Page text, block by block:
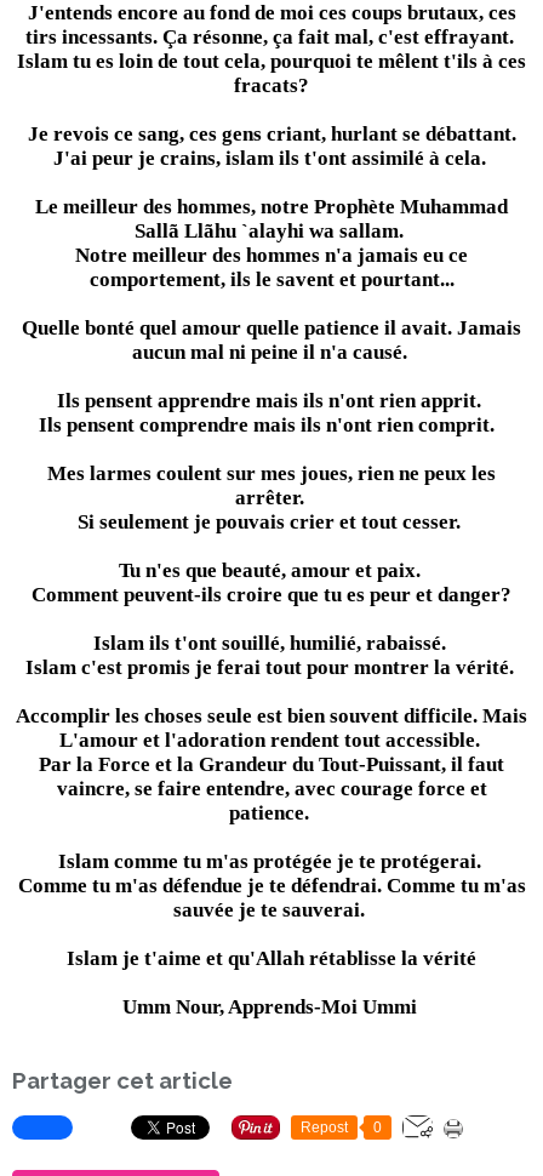
J'entends encore au fond de moi ces coups brutaux, ces
tirs incessants. Ça résonne, ça fait mal, c'est effrayant.
Islam tu es loin de tout cela, pourquoi te mêlent t'ils à ces
fracats?
Je revois ce sang, ces gens criant, hurlant se débattant.
J'ai peur je crains, islam ils t'ont assimilé à cela.
Le meilleur des hommes, notre Prophète Muhammad
Sallã Llãhu `alayhi wa sallam.
Notre meilleur des hommes n'a jamais eu ce
comportement, ils le savent et pourtant...
Quelle bonté quel amour quelle patience il avait. Jamais
aucun mal ni peine il n'a causé.
Ils pensent apprendre mais ils n'ont rien apprit.
Ils pensent comprendre mais ils n'ont rien comprit.
Mes larmes coulent sur mes joues, rien ne peux les
arrêter.
Si seulement je pouvais crier et tout cesser.
Tu n'es que beauté, amour et paix.
Comment peuvent-ils croire que tu es peur et danger?
Islam ils t'ont souillé, humilié, rabaissé.
Islam c'est promis je ferai tout pour montrer la vérité.
Accomplir les choses seule est bien souvent difficile. Mais
L'amour et l'adoration rendent tout accessible.
Par la Force et la Grandeur du Tout-Puissant, il faut
vaincre, se faire entendre, avec courage force et
patience.
Islam comme tu m'as protégée je te protégerai.
Comme tu m'as défendue je te défendrai. Comme tu m'as
sauvée je te sauverai.
Islam je t'aime et qu'Allah rétablisse la vérité
Umm Nour, Apprends-Moi Ummi
Partager cet article
Repost 0